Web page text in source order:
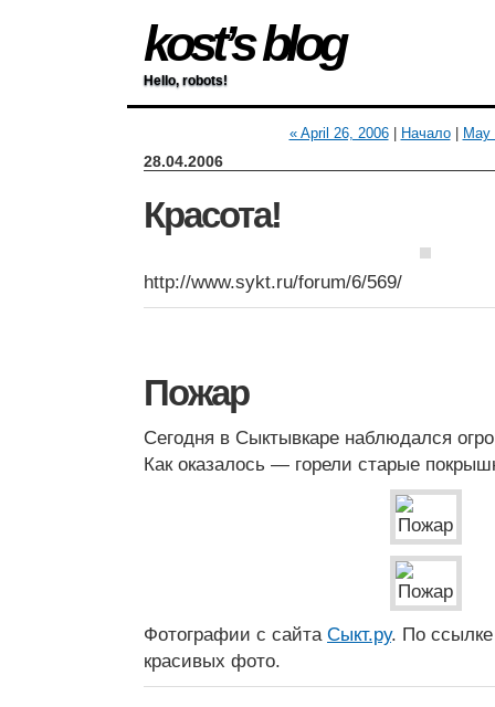
kost’s blog
Hello, robots!
« April 26, 2006| Начало| May
28.04.2006
Красота!
http://www.sykt.ru/forum/6/569/
Пожар
Сегодня в Сыктывкаре наблюдался
Как оказалось — горели старые
Фотографии с сайта Сыкт.ру. По
красивых фото.